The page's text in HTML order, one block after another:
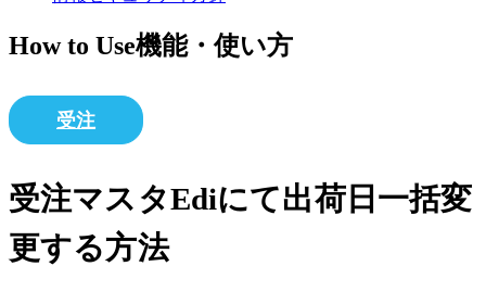
How to Use機能・使い方
受注
受注マスタEdiにて出荷日一括変
更する方法